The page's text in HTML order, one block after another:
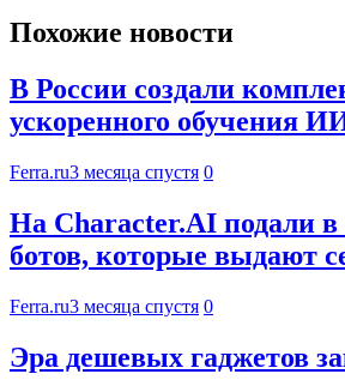
Похожие новости
В России создали
ускоренного обучения
Ferra.ru3 месяца спустя 0
На Character.AI подали в
ботов, которые выдают
Ferra.ru3 месяца спустя 0
Эра дешевых гаджетов